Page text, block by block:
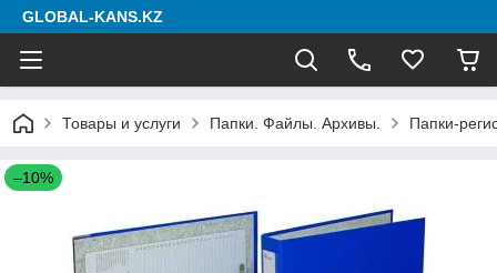
GLOBAL-KANS.KZ
Товары и услуги Папки. Файлы. Архивы. Папки-
–10%